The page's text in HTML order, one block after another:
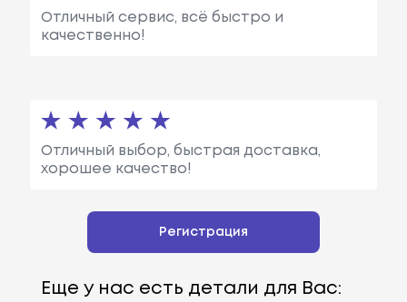
Отличный сервис, всё быстро и
качественно!
Отличный выбор, быстрая доставка,
хорошее качество!
Регистрация
Еще у нас есть детали для Вас: